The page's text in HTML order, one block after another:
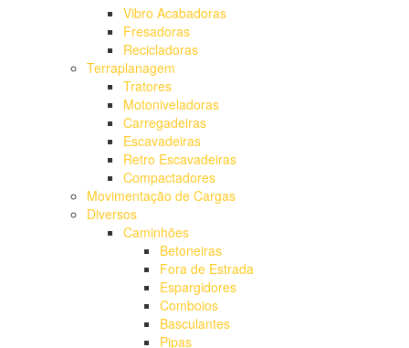
Vibro Acabadoras
Fresadoras
Recicladoras
Terraplanagem
Tratores
Motoniveladoras
Carregadeiras
Escavadeiras
Retro Escavadeiras
Compactadores
Movimentação de Cargas
Diversos
Caminhões
Betoneiras
Fora de Estrada
Espargidores
Comboios
Basculantes
Pipas